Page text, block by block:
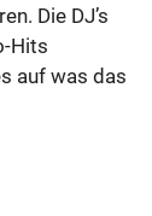
Die DJ’s
Hits
auf was das